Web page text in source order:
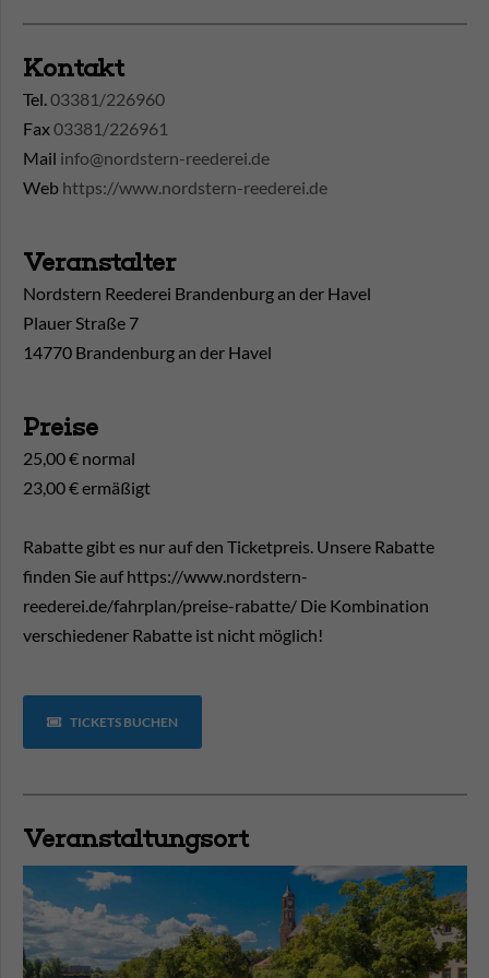
Kontakt
Tel.03381/226960
Fax03381/226961
Mail info@nordstern-reederei.de
Web https://www.nordstern-reederei.de
Veranstalter
Nordstern Reederei Brandenburg an der Havel
Plauer Straße 7
14770 Brandenburg an der Havel
Preise
25,00 € normal
23,00 € ermäßigt
Rabatte gibt es nur auf den Ticketpreis. Unsere Rabatte
finden Sie auf https://www.nordstern-
reederei.de/fahrplan/preise-rabatte/ Die Kombination
verschiedener Rabatte ist nicht möglich!
TICKETS BUCHEN
Veranstaltungsort